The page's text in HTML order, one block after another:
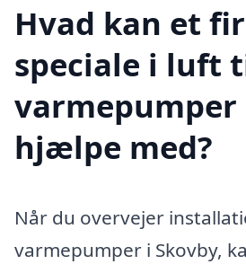
Hvad kan et
speciale i luft
varmepumper
hjælpe med?
Når du overvejer
varmepumper i Skovby,